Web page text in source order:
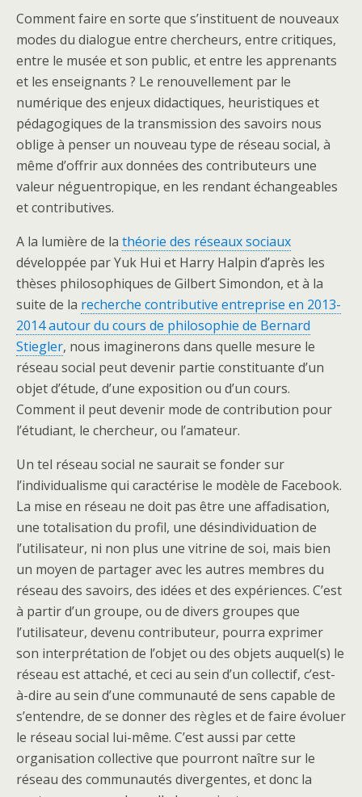
Comment faire en sorte que s’instituent de nouveaux
modes du dialogue entre chercheurs, entre critiques,
entre le musée et son public, et entre les apprenants
et les enseignants ? Le renouvellement par le
numérique des enjeux didactiques, heuristiques et
pédagogiques de la transmission des savoirs nous
oblige à penser un nouveau type de réseau social, à
même d’offrir aux données des contributeurs une
valeur néguentropique, en les rendant échangeables
et contributives.
A la lumière de la théorie des réseaux sociaux
développée par Yuk Hui et Harry Halpin d’après les
thèses philosophiques de Gilbert Simondon, et à la
suite de la recherche contributive entreprise en 2013-
2014 autour du cours de philosophie de Bernard
Stiegler, nous imaginerons dans quelle mesure le
réseau social peut devenir partie constituante d’un
objet d’étude, d’une exposition ou d’un cours.
Comment il peut devenir mode de contribution pour
l’étudiant, le chercheur, ou l’amateur.
Un tel réseau social ne saurait se fonder sur
l’individualisme qui caractérise le modèle de Facebook.
La mise en réseau ne doit pas être une affadisation,
une totalisation du profil, une désindividuation de
l’utilisateur, ni non plus une vitrine de soi, mais bien
un moyen de partager avec les autres membres du
réseau des savoirs, des idées et des expériences. C’est
à partir d’un groupe, ou de divers groupes que
l’utilisateur, devenu contributeur, pourra exprimer
son interprétation de l’objet ou des objets auquel(s) le
réseau est attaché, et ceci au sein d’un collectif, c’est-
à-dire au sein d’une communauté de sens capable de
s’entendre, de se donner des règles et de faire évoluer
le réseau social lui-même. C’est aussi par cette
organisation collective que pourront naître sur le
réseau des communautés divergentes, et donc la